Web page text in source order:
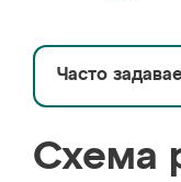
Часто
Схема